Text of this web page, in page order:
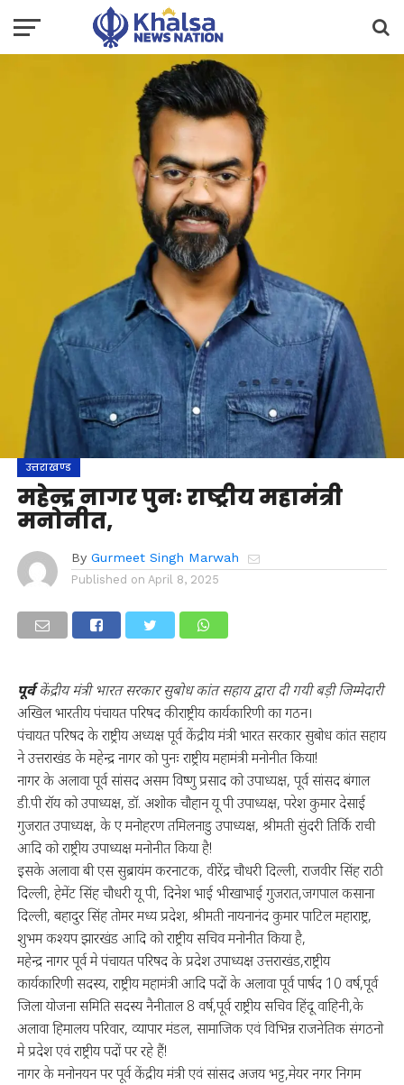
उत्तराखण्ड
महेन्द्र नागर पुनः राष्ट्रीय महामंत्री
मनोनीत,
By Gurmeet Singh Marwah
Published on April 8, 2025
पूर्वकेंद्रीय मंत्री भारत सरकार सुबोध कांत सहाय द्वारा दी गयी बड़ी जिम्मेदारी
अखिल भारतीय पंचायत परिषद की राष्ट्रीय कार्यकारिणी का गठन।
पंचायत परिषद के राष्ट्रीय अध्यक्ष पूर्व केंद्रीय मंत्री भारत सरकार सुबोध कांत सहाय
ने उत्तराखंड के महेन्द्र नागर को पुनः राष्ट्रीय महामंत्री मनोनीत किया!
नागर के अलावा पूर्व सांसद असम विष्णु प्रसाद को उपाध्यक्ष, पूर्व सांसद बंगाल
डी.पी रॉय को उपाध्यक्ष, डॉ. अशोक चौहान यू पी उपाध्यक्ष, परेश कुमार देसाई
गुजरात उपाध्यक्ष, के ए मनोहरण तमिलनाडु उपाध्यक्ष, श्रीमती सुंदरी तिर्कि राची
आदि को राष्ट्रीय उपाध्यक्ष मनोनीत किया है!
इसके अलावा बी एस सुब्रायंम करनाटक, वीरेंद्र चौधरी दिल्ली, राजवीर सिंह राठी
दिल्ली, हेमेंट सिंह चौधरी यू पी, दिनेश भाई भीखाभाई गुजरात,जगपाल कसाना
दिल्ली, बहादुर सिंह तोमर मध्य प्रदेश, श्रीमती नायनानंद कुमार पाटिल महाराष्ट्र,
शुभम कश्यप झारखंड आदि को राष्ट्रीय सचिव मनोनीत किया है,
महेन्द्र नागर पूर्व मे पंचायत परिषद के प्रदेश उपाध्यक्ष उत्तराखंड,राष्ट्रीय
कार्यकारिणी सदस्य, राष्ट्रीय महामंत्री आदि पदों के अलावा पूर्व पार्षद 10 वर्ष,पूर्व
जिला योजना समिति सदस्य नैनीताल 8 वर्ष,पूर्व राष्ट्रीय सचिव हिंदू वाहिनी,के
अलावा हिमालय परिवार, व्यापार मंडल, सामाजिक एवं विभिन्न राजनेतिक संगठनो
मे प्रदेश एवं राष्ट्रीय पदों पर रहे हैं!
नागर के मनोनयन पर पूर्व केंद्रीय मंत्री एवं सांसद अजय भट्ट,मेयर नगर निगम